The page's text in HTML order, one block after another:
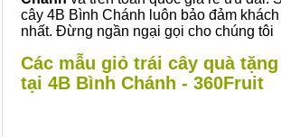
cây 4B Bình Chánh luôn bảo đảm
nhất. Đừng ngần ngại gọi cho chúng tôi
Các mẫu giỏ trái cây quà
tại 4B Bình Chánh - 360Fruit